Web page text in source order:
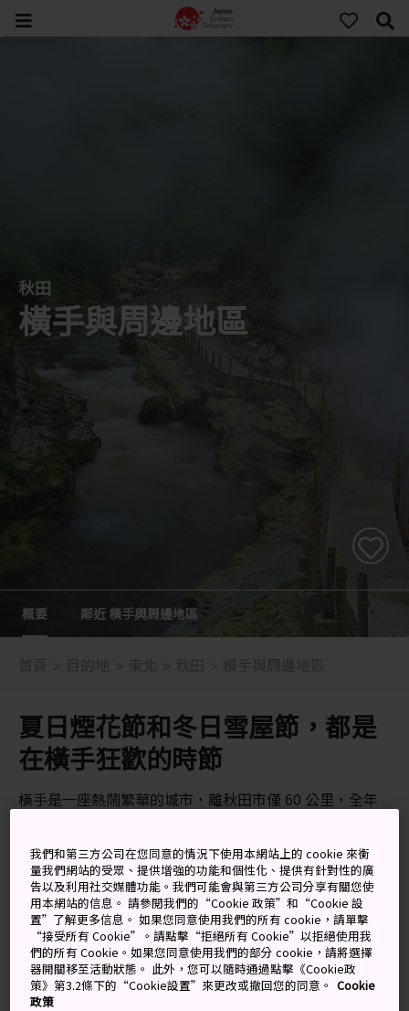
秋田
橫手與周邊地區
概要 鄰近 橫手與周邊地區
夏日煙花節和冬日雪屋節，都是
在橫手狂歡的時節
橫手是一座熱鬧繁華的城市，離秋田市僅 60 公里，全年
我們和第三方公司在您同意的情況下使用本網站上的 cookie 來衡
量我們網站的受眾、提供增強的功能和個性化、提供有針對性的廣
告以及利用社交媒體功能。我們可能會與第三方公司分享有關您使
用本網站的信息。 請參閱我們的“Cookie 政策”和“Cookie 設
置”了解更多信息。 如果您同意使用我們的所有 cookie，請單擊
“接受所有 Cookie”。請點擊“拒絕所有 Cookie”以拒絕使用我
們的所有 Cookie。如果您同意使用我們的部分 cookie，請將選擇
器開關移至活動狀態。 此外，您可以隨時通過點擊《Cookie政
策》第3.2條下的“Cookie設置”來更改或撤回您的同意。 Cookie
政策